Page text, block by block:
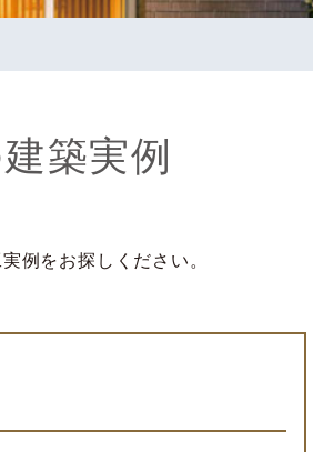
建築実例
例をお探しください。